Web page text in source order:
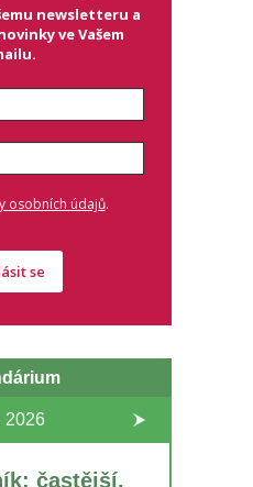
newsletteru a
ve Vašem
osobních údajů.
se
2026
častější,